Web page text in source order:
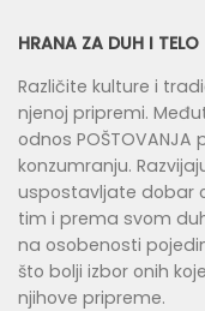
HRANA ZA DUH I TELO
Različite kulture i
njenoj pripremi.
odnos POŠTOVANJA
konzumranju.
uspostavljate dobar
tim i prema svom
na osobenosti
što bolji izbor onih
njihove pripreme.